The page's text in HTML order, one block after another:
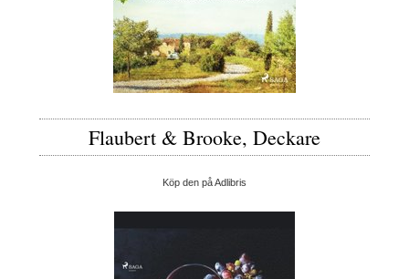
Flaubert & Brooke, Deckare
Köp den på Adlibris